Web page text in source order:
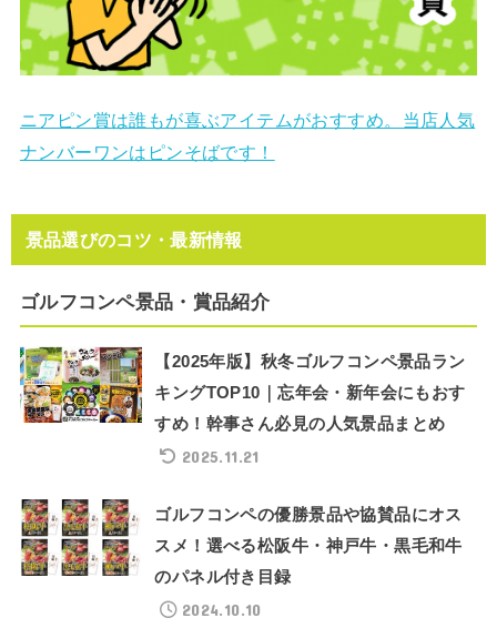
ニアピン賞は誰もが喜ぶアイテムがおすすめ。当店人気
ナンバーワンはピンそばです！
景品選びのコツ・最新情報
ゴルフコンペ景品・賞品紹介
【2025年版】秋冬ゴルフコンペ景品ラン
キングTOP10｜忘年会・新年会にもおす
すめ！幹事さん必見の人気景品まとめ
2025.11.21
ゴルフコンペの優勝景品や協賛品にオス
スメ！選べる松阪牛・神戸牛・黒毛和牛
のパネル付き目録
2024.10.10